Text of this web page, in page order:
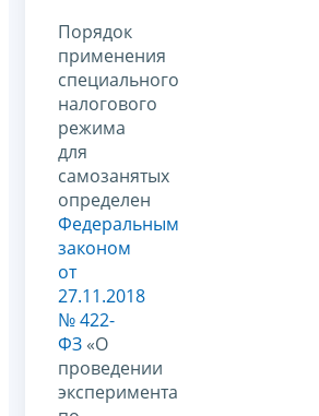
Порядок
применения
специального
налогового
режима
для
самозанятых
определен
Федеральным
законом
от
27.11.2018
№ 422-
ФЗ «О
проведении
эксперимента